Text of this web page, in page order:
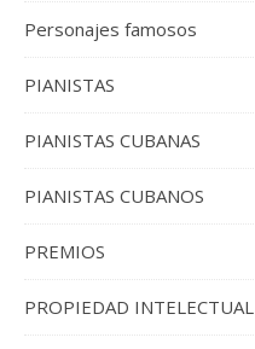
Personajes famosos
PIANISTAS
PIANISTAS CUBANAS
PIANISTAS CUBANOS
PREMIOS
PROPIEDAD INTELECTUAL